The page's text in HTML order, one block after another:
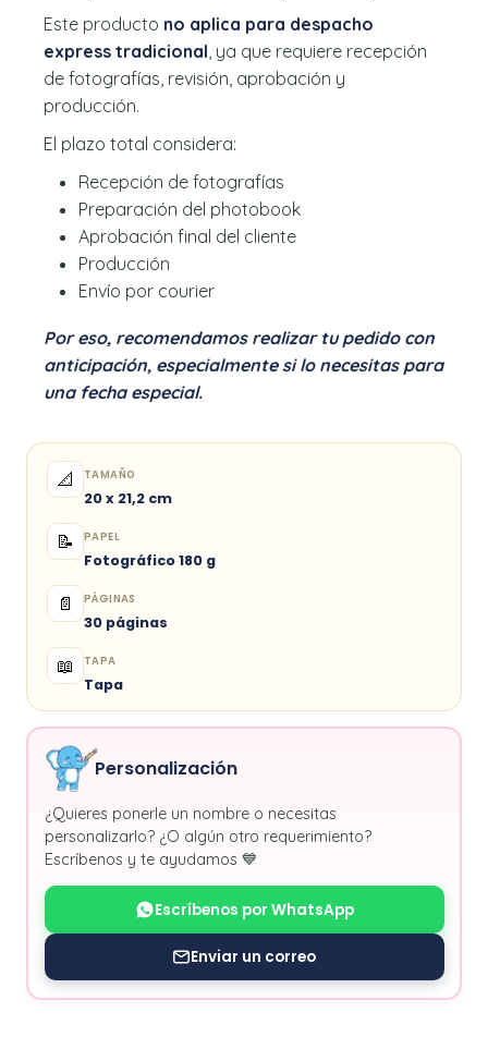
Este producto no aplica para despacho
express tradicional , ya que requiere recepción
de fotografías, revisión, aprobación y
producción.
El plazo total considera:
Recepción de fotografías
Preparación del photobook
Aprobación final del cliente
Producción
Envío por courier
Por eso, recomendamos realizar tu pedido con
anticipación, especialmente si lo necesitas para
una fecha especial.
📐 TAMAÑO
20 x 21,2 cm
📝 PAPEL
Fotográfico 180 g
📄 PÁGINAS
30 páginas
📖 TAPA
Tapa
Personalización
¿Quieres ponerle un nombre o necesitas
personalizarlo? ¿O algún otro requerimiento?
Escríbenos y te ayudamos 💙
Escríbenos por WhatsApp
Enviar un correo